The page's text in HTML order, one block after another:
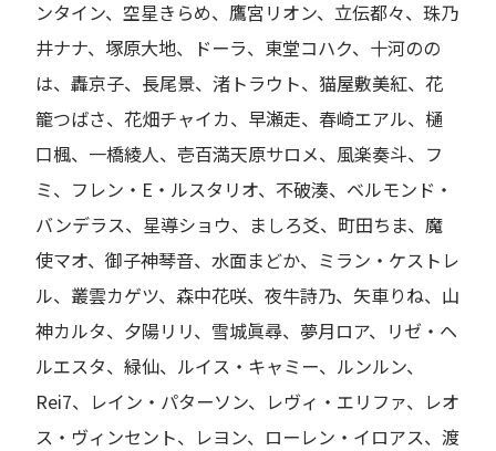
ンタイン、空星きらめ、鷹宮リオン、立伝都々、珠乃
井ナナ、塚原大地、ドーラ、東堂コハク、十河のの
は、轟京子、長尾景、渚トラウト、猫屋敷美紅、花
籠つばさ、花畑チャイカ、早瀬走、春崎エアル、樋
口楓、一橋綾人、壱百満天原サロメ、風楽奏斗、フ
ミ、フレン・E・ルスタリオ、不破湊、ベルモンド・
バンデラス、星導ショウ、ましろ爻、町田ちま、魔
使マオ、御子神琴音、水面まどか、ミラン・ケストレ
ル、叢雲カゲツ、森中花咲、夜牛詩乃、矢車りね、山
神カルタ、夕陽リリ、雪城眞尋、夢月ロア、リゼ・ヘ
ルエスタ、緑仙、ルイス・キャミー、ルンルン、
Rei7、レイン・パターソン、レヴィ・エリファ、レオ
ス・ヴィンセント、レヨン、ローレン・イロアス、渡